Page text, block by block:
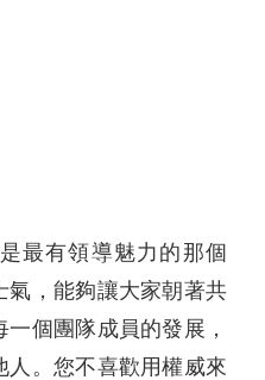
最有領導魅力的那個
氣，能夠讓大家朝著共
個團隊成員的發展，
人。您不喜歡用權威來